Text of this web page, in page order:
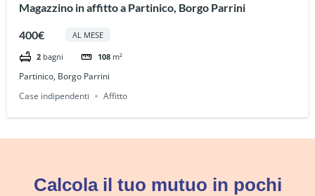
Magazzino in affitto a Partinico, Borgo Parrini
400€ AL MESE
2 bagni 108 m²
Partinico, Borgo Parrini
Case indipendenti
Affitto
Calcola il tuo mutuo in pochi